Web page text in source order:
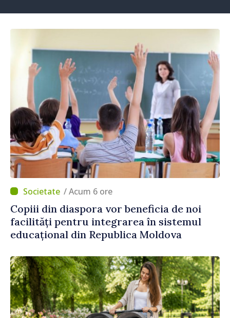
/ Acum 6 ore
Copiii din diaspora vor beneficia de noi
facilități pentru integrarea în sistemul
educațional din Republica Moldova